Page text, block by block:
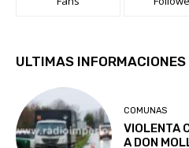
ULTIMAS INFORMACIONES
COMUNAS
VIOLENTA
A DON